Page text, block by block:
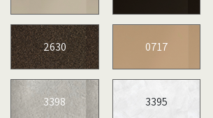
0717
2630
3395
3398